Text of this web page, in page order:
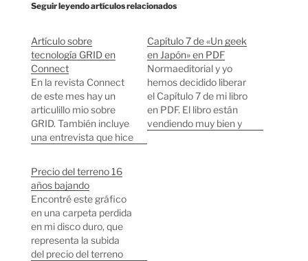
Seguir leyendo artículos relacionados
Artículo sobre
tecnología GRID en
Connect
En la revista Connect
de este mes hay un
articulillo mio sobre
GRID. También incluye
una entrevista que hice
Bajar PDF Bajar PDF
Bajar PDF Bajar PDF
Bajar PDF Bajar PDF
Bajar PDF Gracias a
toda la gente de
Connect y a…
Capítulo 7 de «Un geek
en Japón» en PDF
Normaeditorial y yo
hemos decidido liberar
el Capítulo 7 de mi libro
en PDF. El libro están
vendiendo muy bien y
Precio del terreno 16
años bajando
Encontré este gráfico
en una carpeta perdida
en mi disco duro, que
representa la subida
del precio del terreno